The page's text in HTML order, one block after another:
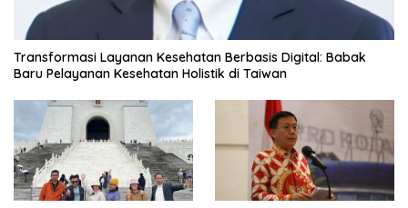
Transformasi Layanan Kesehatan Berbasis Digital: Babak
Baru Pelayanan Kesehatan Holistik di Taiwan